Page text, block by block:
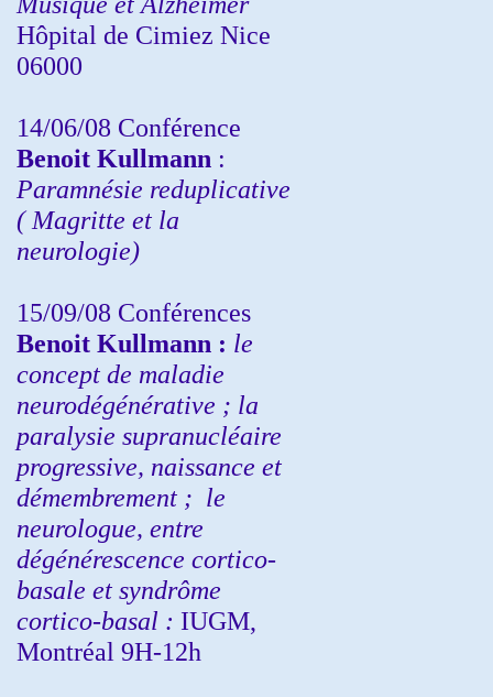
Hôpital de Cimiez Nice
06000
14/06/08 Conférence
Benoit Kullmann :
Paramnésie reduplicative
( Magritte et la
neurologie)
15/09/08 Conférences
Benoit Kullmann : le
concept de maladie
neurodégénérative ; la
paralysie supranucléaire
progressive, naissance et
démembrement ; le
neurologue, entre
dégénérescence cortico-
basale et syndrôme
cortico-basal : IUGM,
Montréal 9H-12h